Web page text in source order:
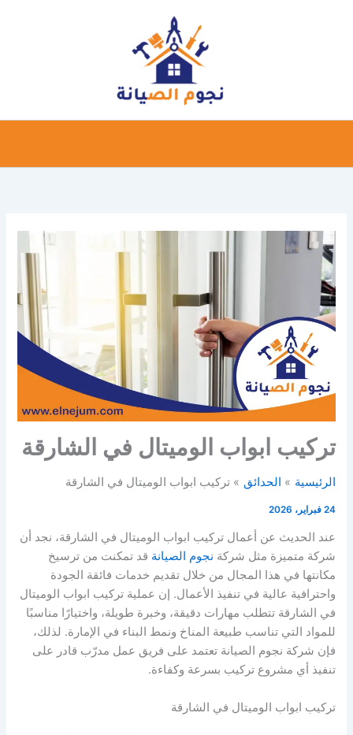
تركيب ابواب الوميتال في الشارقة
الرئيسية الحدائق تركيب ابواب الوميتال في الشارقة
24 فبراير، 2026
عند الحديث عن أعمال تركيب ابواب الوميتال في الشارقة، نجد أن
شركة متميزة مثل شركة نجوم الصيانة قد تمكنت من ترسيخ
مكانتها في هذا المجال من خلال تقديم خدمات فائقة الجودة
واحترافية عالية في تنفيذ الأعمال. إن عملية تركيب ابواب الوميتال
في الشارقة تتطلب مهارات دقيقة، وخبرة طويلة، واختيارًا مناسبًا
للمواد التي تناسب طبيعة المناخ ونمط البناء في الإمارة. لذلك،
فإن شركة نجوم الصيانة تعتمد على فريق عمل مدرّب قادر على
تنفيذ أي مشروع تركيب بسرعة وكفاءة.
تركيب ابواب الوميتال في الشارقة